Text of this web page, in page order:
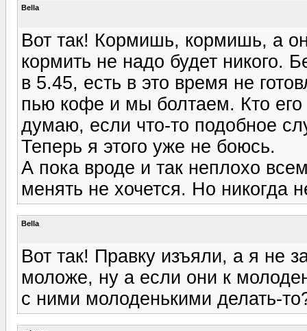
Bella
Вот так! Кормишь, кормишь, а
кормить не надо будет никого.
в 5.45, есть в это время не
пью кофе и мы болтаем. Кто
думаю, если что-то подобное
Теперь я этого уже не боюсь.
А пока вроде и так неплохо
менять не хочется. Но никогда
Bella
Вот так! Правку изъяли, а я не
моложе, ну а если они к
с ними молоденькими делать-